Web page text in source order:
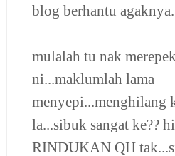
blog berhantu
mulalah tu nak
ni...maklumlah lama
menyepi...menghilang
la...sibuk sangat ke??
RINDUKAN QH